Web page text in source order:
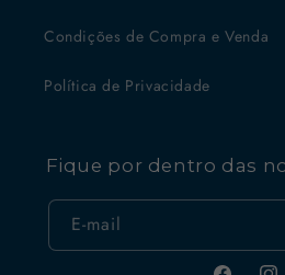
Condições de Compra e Venda
Política de Privacidade
Fique por dentro das
E-mail